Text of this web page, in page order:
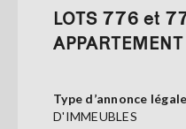
TENDANCES
LOTS 776 et
Type d’annonce
D'IMMEUBLES